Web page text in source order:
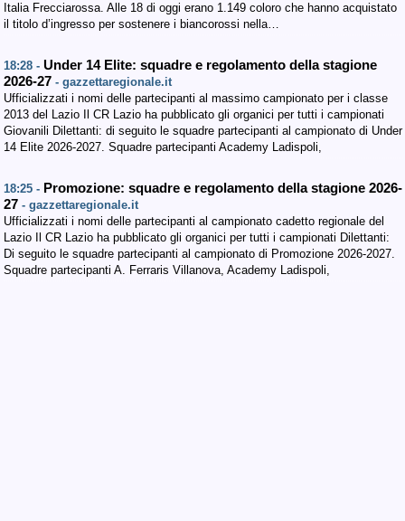
Italia Frecciarossa. Alle 18 di oggi erano 1.149 coloro che hanno acquistato
il titolo d’ingresso per sostenere i biancorossi nella…
18:28 - Under 14 Elite: squadre e regolamento della stagione
2026-27 - gazzettaregionale.it
Ufficializzati i nomi delle partecipanti al massimo campionato per i classe
2013 del Lazio Il CR Lazio ha pubblicato gli organici per tutti i campionati
Giovanili Dilettanti: di seguito le squadre partecipanti al campionato di Under
14 Elite 2026-2027. Squadre partecipanti Academy Ladispoli,
18:25 - Promozione: squadre e regolamento della stagione 2026-
27 - gazzettaregionale.it
Ufficializzati i nomi delle partecipanti al campionato cadetto regionale del
Lazio Il CR Lazio ha pubblicato gli organici per tutti i campionati Dilettanti:
Di seguito le squadre partecipanti al campionato di Promozione 2026-2027.
Squadre partecipanti A. Ferraris Villanova, Academy Ladispoli,